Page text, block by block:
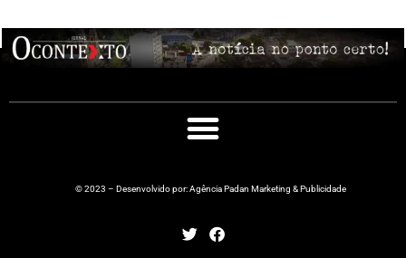
© 2023 – Desenvolvido por: Agência Padan Marketing & Publicidade